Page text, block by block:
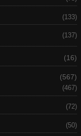
(133)
(137)
(16)
(567)
(467)
(72)
(50)